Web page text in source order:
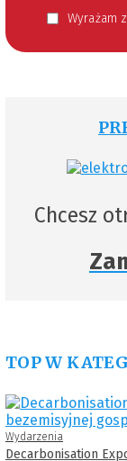
Wyrażam zgodę na otrzymywanie informacji handlowej kierowanej do mnie za pomocą środków
Chcesz
TOP W
Wydarzenia
Decarbonisation